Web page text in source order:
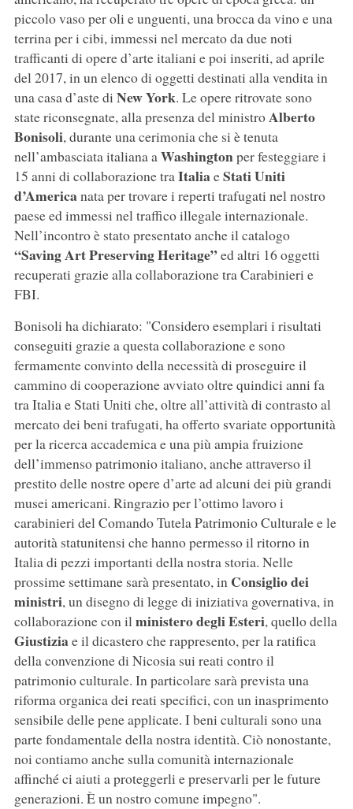
piccolo vaso per oli e unguenti, una brocca da vino e una
terrina per i cibi, immessi nel mercato da due noti
trafficanti di opere d’arte italiani e poi inseriti, ad aprile
del 2017, in un elenco di oggetti destinati alla vendita in
una casa d’aste di New York. Le opere ritrovate sono
state riconsegnate, alla presenza del ministroAlberto
Bonisoli, durante una cerimonia che si è tenuta
nell’ambasciata italiana aWashingtonper festeggiare i
15 anni di collaborazione traItaliaeStati Uniti
d’Americanata per trovare i reperti trafugati nel nostro
paese ed immessi nel traffico illegale internazionale.
Nell’incontro è stato presentato anche il catalogo
“Saving Art Preserving Heritage”ed altri 16 oggetti
recuperati grazie alla collaborazione tra Carabinieri e
FBI.
Bonisoli ha dichiarato: "Considero esemplari i risultati
conseguiti grazie a questa collaborazione e sono
fermamente convinto della necessità di proseguire il
cammino di cooperazione avviato oltre quindici anni fa
tra Italia e Stati Uniti che, oltre all’attività di contrasto al
mercato dei beni trafugati, ha offerto svariate opportunità
per la ricerca accademica e una più ampia fruizione
dell’immenso patrimonio italiano, anche attraverso il
prestito delle nostre opere d’arte ad alcuni dei più grandi
musei americani. Ringrazio per l’ottimo lavoro i
carabinieri del Comando Tutela Patrimonio Culturale e le
autorità statunitensi che hanno permesso il ritorno in
Italia di pezzi importanti della nostra storia. Nelle
prossime settimane sarà presentato, in Consiglio dei
ministri, un disegno di legge di iniziativa governativa, in
collaborazione con ilministero degli Esteri, quello della
Giustiziae il dicastero che rappresento, per la ratifica
della convenzione di Nicosia sui reati contro il
patrimonio culturale. In particolare sarà prevista una
riforma organica dei reati specifici, con un inasprimento
sensibile delle pene applicate. I beni culturali sono una
parte fondamentale della nostra identità. Ciò nonostante,
noi contiamo anche sulla comunità internazionale
affinché ci aiuti a proteggerli e preservarli per le future
generazioni. È un nostro comune impegno".